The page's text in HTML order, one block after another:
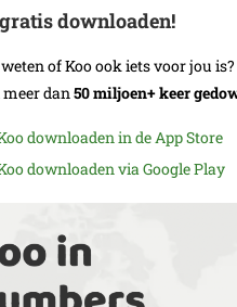
downloaden!
of Koo ook iets voor jou
meer dan50 miljoen+ keer
downloaden in de App Store
downloaden via Google Play